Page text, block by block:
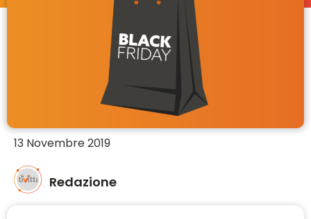
Redazione
13 Novembre 2019